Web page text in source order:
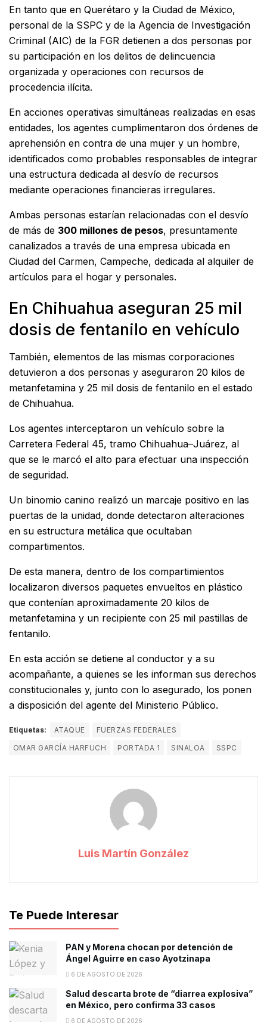
En tanto que en Querétaro y la Ciudad de México,
personal de la SSPC y de la Agencia de Investigación
Criminal (AIC) de la FGR detienen a dos personas por
su participación en los delitos de delincuencia
organizada y operaciones con recursos de
procedencia ilícita.
En acciones operativas simultáneas realizadas en esas
entidades, los agentes cumplimentaron dos órdenes de
aprehensión en contra de una mujer y un hombre,
identificados como probables responsables de integrar
una estructura dedicada al desvío de recursos
mediante operaciones financieras irregulares.
Ambas personas estarían relacionadas con el desvío
de más de 300 millones de pesos, presuntamente
canalizados a través de una empresa ubicada en
Ciudad del Carmen, Campeche, dedicada al alquiler de
artículos para el hogar y personales.
En Chihuahua aseguran 25 mil
dosis de fentanilo en vehículo
También, elementos de las mismas corporaciones
detuvieron a dos personas y aseguraron 20 kilos de
metanfetamina y 25 mil dosis de fentanilo en el estado
de Chihuahua.
Los agentes interceptaron un vehículo sobre la
Carretera Federal 45, tramo Chihuahua–Juárez, al
que se le marcó el alto para efectuar una inspección
de seguridad.
Un binomio canino realizó un marcaje positivo en las
puertas de la unidad, donde detectaron alteraciones
en su estructura metálica que ocultaban
compartimentos.
De esta manera, dentro de los compartimientos
localizaron diversos paquetes envueltos en plástico
que contenían aproximadamente 20 kilos de
metanfetamina y un recipiente con 25 mil pastillas de
fentanilo.
En esta acción se detiene al conductor y a su
acompañante, a quienes se les informan sus derechos
constitucionales y, junto con lo asegurado, los ponen
a disposición del agente del Ministerio Público.
Etiquetas: ATAQUE
FUERZAS FEDERALES
OMAR GARCÍA HARFUCH
PORTADA 1 SINALOA SSPC
Luis Martín González
Te Puede Interesar
PAN y Morena chocan por detención de
Ángel Aguirre en caso Ayotzinapa
6 DE AGOSTO DE 2026
Salud descarta brote de “diarrea explosiva”
en México, pero confirma 33 casos
6 DE AGOSTO DE 2026